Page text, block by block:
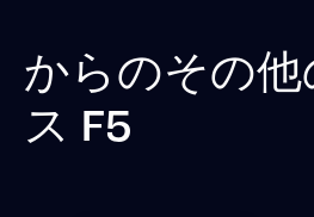
からのその他
ス F5